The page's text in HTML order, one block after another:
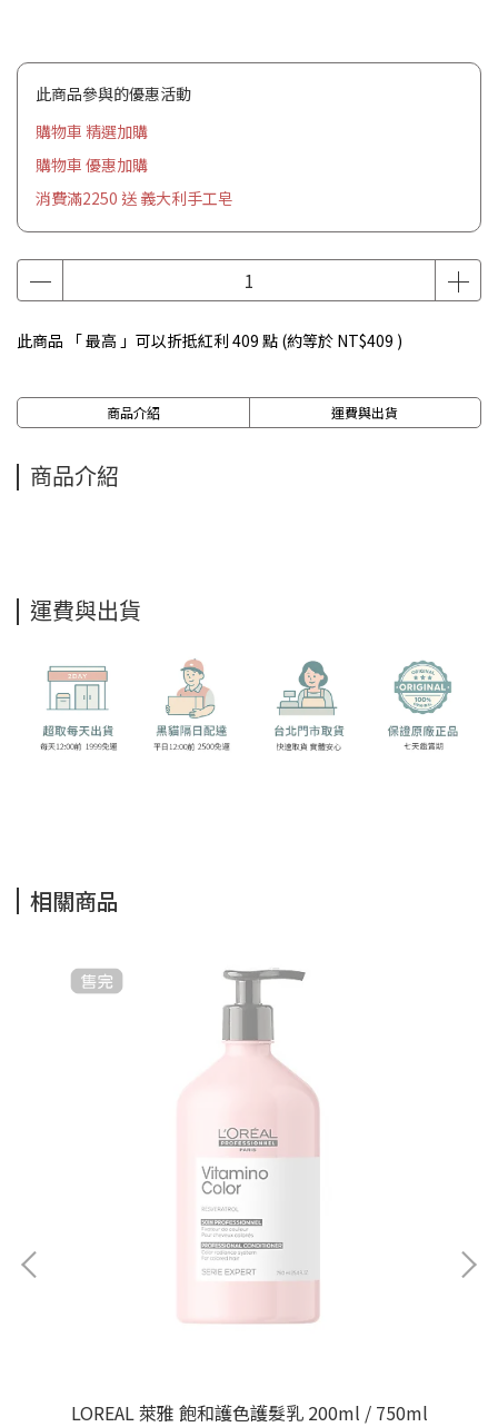
此商品參與的優惠活動
購物車 精選加購
購物車 優惠加購
消費滿2250 送 義大利手工皂
此商品 「 最高 」可以折抵紅利 409 點 (約等於 NT$409 )
商品介紹 運費與出貨
商品介紹
運費與出貨
相關商品
LOREAL 萊雅 飽和護色護髮乳 200ml / 750ml